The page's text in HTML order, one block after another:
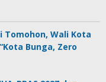
Tomohon, Wali Kota
Bunga, Zero